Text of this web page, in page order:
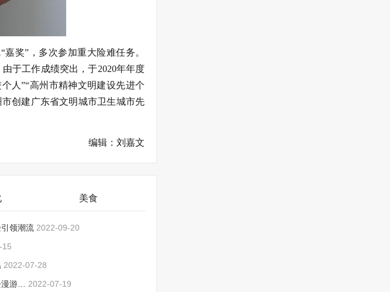
奖”，多次参加重大险难任务。
于工作成绩突出，于2020年年度
人”“高州市精神文明建设先进个
市创建广东省文明城市卫生城市先
编辑：刘嘉文
美食
领潮流 2022-09-20
15
2022-07-28
游…
2022-07-19